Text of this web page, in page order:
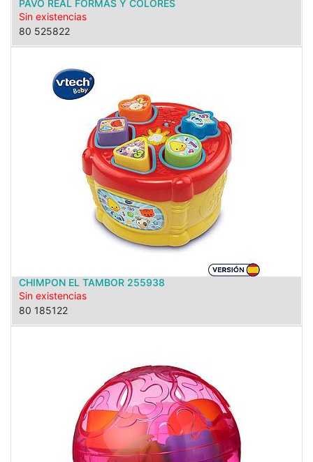
PAVO REAL FORMAS Y COLORES
Sin existencias
80 525822
CHIMPON EL TAMBOR 255938
Sin existencias
80 185122